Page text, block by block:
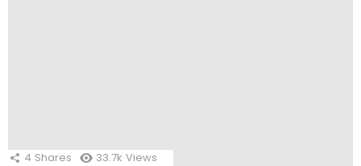
4 Shares 33.7k Views